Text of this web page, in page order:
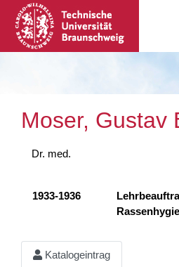
Moser, Gustav
Dr. med.
1933-1936
Katalogeintrag